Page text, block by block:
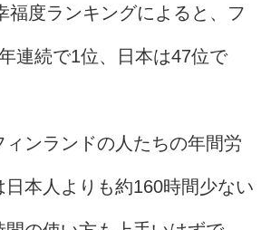
福度ランキングによると、フ
連続で1位、日本は47位で
ンランドの人たちの年間労
本人よりも約160時間少ない